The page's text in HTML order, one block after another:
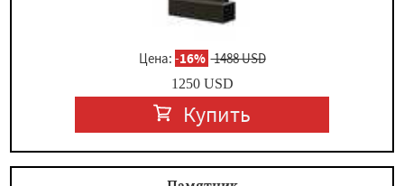
Цена: -16% 1488 USD
1250USD
Купить